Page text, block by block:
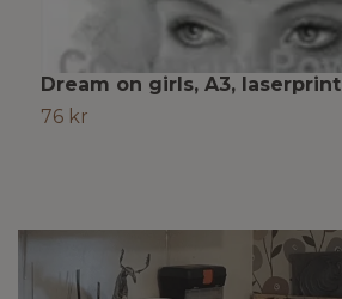
Dream on girls, A3, laserprint
76 kr